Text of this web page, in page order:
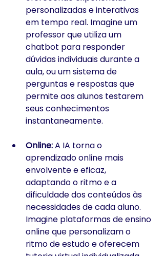
personalizadas e interativas
em tempo real. Imagine um
professor que utiliza um
chatbot para responder
dúvidas individuais durante a
aula, ou um sistema de
perguntas e respostas que
permite aos alunos testarem
seus conhecimentos
instantaneamente.
Online: A IA torna o
aprendizado online mais
envolvente e eficaz,
adaptando o ritmo e a
dificuldade dos conteúdos às
necessidades de cada aluno.
Imagine plataformas de ensino
online que personalizam o
ritmo de estudo e oferecem